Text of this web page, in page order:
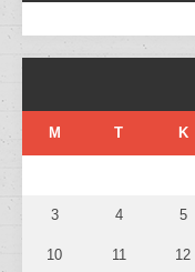
M T K
3 4 5
10 11 12